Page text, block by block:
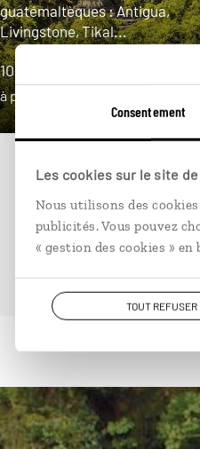
Consentement
Les cookies sur le site
Nous utilisons des
publicités. Vous pouvez
« gestion des cookies » en
TOUT REFUSER
guatémaltèques : Antigua,
Livingstone, Tikal...
10 jours / 8 nuits
à partir de 3000€